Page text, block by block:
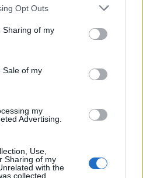
Opt Outs
Sharing of my
Sale of my
my
Advertising.
Use,
Sharing of my
with the
collected.
σε δεύτερο πλήγμα
εκτάκτων
σημείο για να
που ξέσπασε από το
αερίου στην
συχνά εξαπολύει
κατά ομάδων διάσωσης
στην πρώτη
23 μέλη σωστικών
«Αυτές είναι